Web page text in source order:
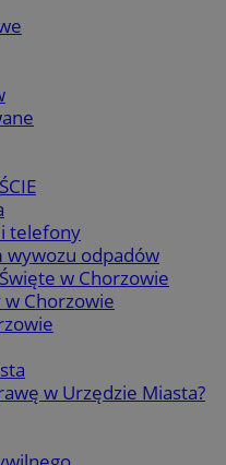
telefony
odpadów
w Chorzowie
w Chorzowie
w Urzędzie Miasta?